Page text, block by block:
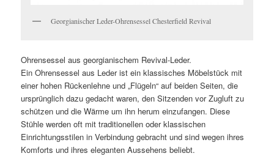
Georgianischer Leder-Ohrensessel Chesterfield Revival
Ohrensessel aus georgianischem Revival-Leder.
Ein Ohrensessel aus Leder ist ein klassisches Möbelstück mit
einer hohen Rückenlehne und „Flügeln“ auf beiden Seiten, die
ursprünglich dazu gedacht waren, den Sitzenden vor Zugluft zu
schützen und die Wärme um ihn herum einzufangen. Diese
Stühle werden oft mit traditionellen oder klassischen
Einrichtungsstilen in Verbindung gebracht und sind wegen ihres
Komforts und ihres eleganten Aussehens beliebt.